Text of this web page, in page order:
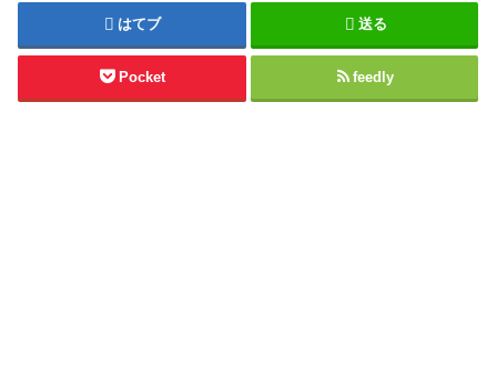
はてブ 送る
Pocket feedly